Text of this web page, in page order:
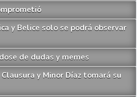
y Belice solo se podrá observar
de dudas y memes
y Minor Díaz tomará su